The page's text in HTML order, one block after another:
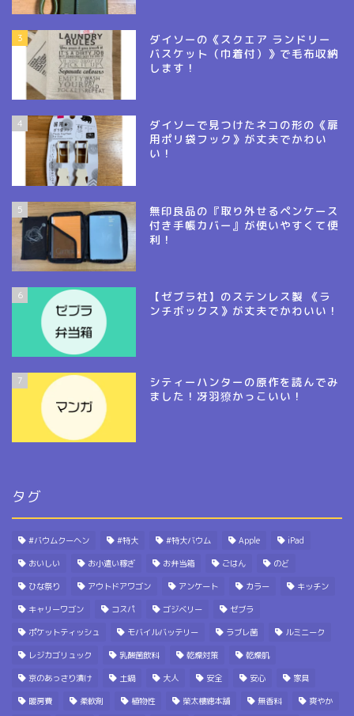
3
ダイソーの《スクエア ランドリー
バスケット（巾着付）》で毛布収納
します！
4
ダイソーで見つけたネコの形の《扉
用ポリ袋フック》が丈夫でかわい
い！
5
無印良品の『取り外せるペンケース
付き手帳カバー』が使いやすくて便
利！
6
【ゼブラ社】のステンレス製 《ラ
ンチボックス》が丈夫でかわいい！
7
シティーハンターの原作を読んでみ
ました！冴羽獠かっこいい！
タグ
#バウムクーヘン #特大 #特大バウム Apple iPad
おいしい お小遣い稼ぎ お弁当箱 ごはん のど
ひな祭り アウトドアワゴン アンケート カラー キッチン
キャリーワゴン コスパ ゴジベリー ゼブラ
ポケットティッシュ モバイルバッテリー ラブレ菌 ルミニーク
レジカゴリュック 乳酸菌飲料 乾燥対策 乾燥肌
京のあっさり漬け 土鍋 大人 安全 安心 家具
暖房費 柔軟剤 植物性 榮太樓總本舗 無香料 爽やか